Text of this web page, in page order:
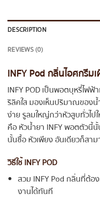
DESCRIPTION
REVIEWS (0)
INFY Pod กลิ่นไอศกรีม
INFY POD เป็นพอตบุหรี่ไฟ
ริลิคใส มองเห็นปริมาณของน้
ง่าย รูลมใหญ่กว่าหัวสูบทั่วไ
คือ หัวน้ำยา INFY พอตตัวนี้นั้
นั้นซื้อ หัวเพียง อันเดียวก็สาม
วิธีใช้ INFY POD
สวม INFY Pod กลิ่นที่ต้อ
งานได้ทันที